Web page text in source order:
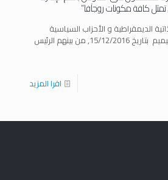
تمثل كافة مكونات روجآفا”
الديمقراطية و الأحزاب السياسية
الكردية بزيارة مطار حميميم بتاريخ 15/12/2016, من بينهم الرئيس
اقرا المزيد